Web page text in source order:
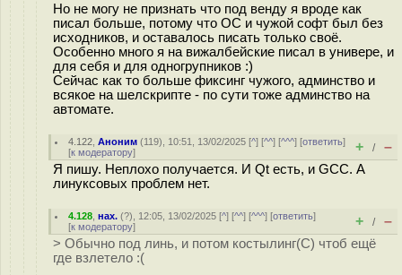
Но не могу не признать что под венду я вроде как
писал больше, потому что ОС и чужой софт был без
исходников, и оставалось писать только своё.
Особенно много я на вижалбейские писал в универе, и
для себя и для одногрупников :)
Сейчас как то больше фиксинг чужого, админство и
всякое на шелскрипте - по сути тоже админство на
автомате.
4.122 ,Аноним (119), 10:51, 13/02/2025 [^] [^^] [^^^] [ответить]
[к модератору] + / –
Я пишу. Неплохо получается. И Qt есть, и GCC. А
линуксовых проблем нет.
4.128 ,нах. (?), 12:05, 13/02/2025 [^] [^^] [^^^] [ответить]
[к модератору] + / –
> Обычно под линь, и потом костылинг(С) чтоб ещё
где взлетело :(